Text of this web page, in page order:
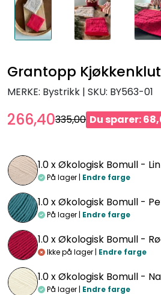
Grantopp
MERKE: Bystrikk | SKU: BY563-01
266,40335,00 Du sparer:
1.0 xØkologisk Bomull - Lin
På lager | Endre farge
1.0 xØkologisk Bomull -
På lager | Endre farge
1.0 xØkologisk Bomull -
Ikke på lager | Endre farge
1.0 xØkologisk Bomull -
På lager | Endre farge